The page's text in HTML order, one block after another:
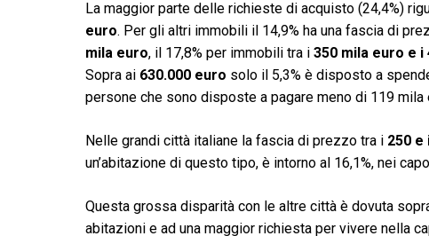
La maggior parte delle richieste di acquisto (24,4%)
euro. Per gli altri immobili il 14,9% ha una fascia di
mila euro, il 17,8% per immobili tra i 350 mila euro e i
Sopra ai 630.000 euro solo il 5,3% è disposto a
persone che sono disposte a pagare meno di 119 mila
Nelle grandi città italiane la fascia di prezzo tra i 250 e
un’abitazione di questo tipo, è intorno al 16,1%, nei
Questa grossa disparità con le altre città è dovuta
abitazioni e ad una maggior richiesta per vivere nella